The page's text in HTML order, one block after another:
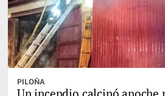
PILOÑA